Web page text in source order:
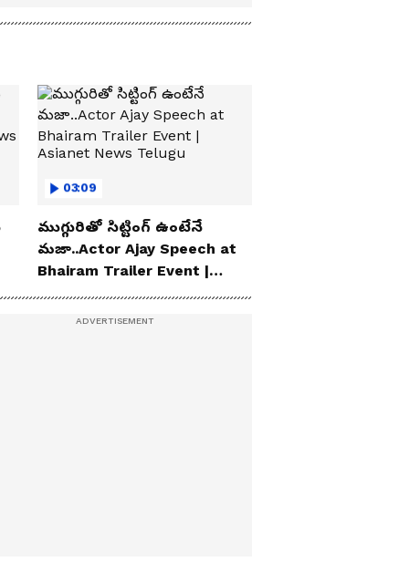
03:09
ముగ్గురితో సిట్టింగ్ ఉంటేనే
మజా..Actor Ajay Speech at
Bhairam Trailer Event |
Asianet News Telugu